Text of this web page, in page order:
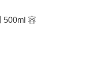
500ml 容